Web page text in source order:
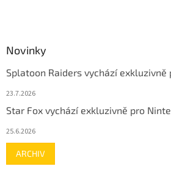
Novinky
Splatoon Raiders vychází
23.7.2026
Star Fox vychází exkluzivně pro
25.6.2026
ARCHIV